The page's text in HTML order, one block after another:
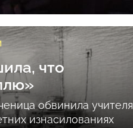
что
обвинила учителя
изнасилованиях